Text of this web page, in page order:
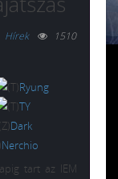
Hírek 1510
Ryung
TY
Dark
Nerchio
tart az IEM